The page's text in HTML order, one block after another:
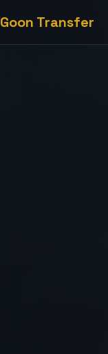
Goon Transfer